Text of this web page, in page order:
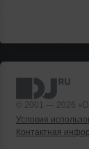
© 2001 — 2026
Условия
Контактная